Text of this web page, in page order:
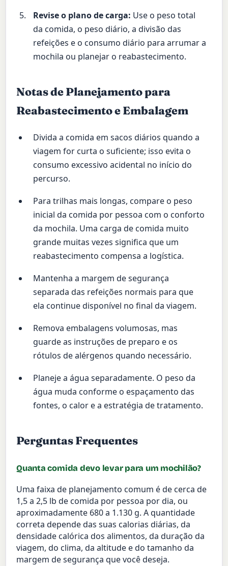
Revise o plano de carga: Use o peso total
da comida, o peso diário, a divisão das
refeições e o consumo diário para arrumar a
mochila ou planejar o reabastecimento.
Notas de Planejamento para
Reabastecimento e Embalagem
Divida a comida em sacos diários quando a
viagem for curta o suficiente; isso evita o
consumo excessivo acidental no início do
percurso.
Para trilhas mais longas, compare o peso
inicial da comida por pessoa com o conforto
da mochila. Uma carga de comida muito
grande muitas vezes significa que um
reabastecimento compensa a logística.
Mantenha a margem de segurança
separada das refeições normais para que
ela continue disponível no final da viagem.
Remova embalagens volumosas, mas
guarde as instruções de preparo e os
rótulos de alérgenos quando necessário.
Planeje a água separadamente. O peso da
água muda conforme o espaçamento das
fontes, o calor e a estratégia de tratamento.
Perguntas Frequentes
Quanta comida devo levar para um mochilão?
Uma faixa de planejamento comum é de cerca de
1,5 a 2,5 lb de comida por pessoa por dia, ou
aproximadamente 680 a 1.130 g. A quantidade
correta depende das suas calorias diárias, da
densidade calórica dos alimentos, da duração da
viagem, do clima, da altitude e do tamanho da
margem de segurança que você deseja.